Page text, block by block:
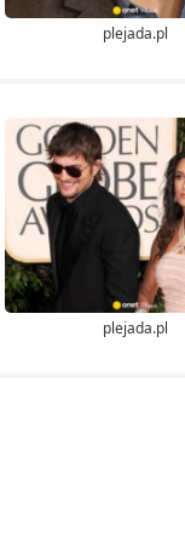
plejada.pl
plejada.pl